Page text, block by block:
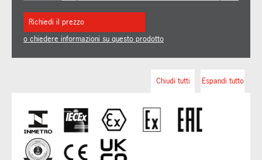
Richiedi il prezzo
o chiedere informazioni su questo prodotto
Espandi tutto
Chiudi tutti